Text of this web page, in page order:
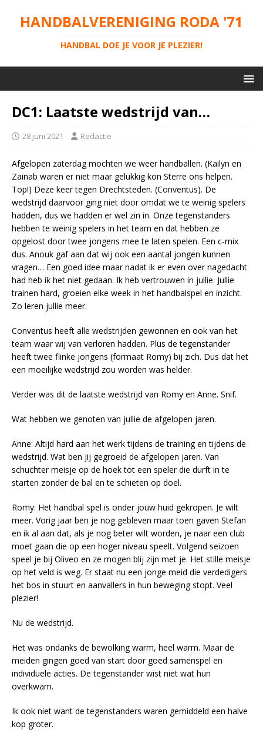
HANDBALVERENIGING RODA '71
HANDBAL DOE JE VOOR JE PLEZIER!
DC1: Laatste wedstrijd van…
28 juni 2021 Redactie
Afgelopen zaterdag mochten we weer handballen. (Kailyn en
Zainab waren er niet maar gelukkig kon Sterre ons helpen.
Top!) Deze keer tegen Drechtsteden. (Conventus). De
wedstrijd daarvoor ging niet door omdat we te weinig spelers
hadden, dus we hadden er wel zin in. Onze tegenstanders
hebben te weinig spelers in het team en dat hebben ze
opgelost door twee jongens mee te laten spelen. Een c-mix
dus. Anouk gaf aan dat wij ook een aantal jongen kunnen
vragen… Een goed idee maar nadat ik er even over nagedacht
had heb ik het niet gedaan. Ik heb vertrouwen in jullie. Jullie
trainen hard, groeien elke week in het handbalspel en inzicht.
Zo leren jullie meer.
Conventus heeft alle wedstrijden gewonnen en ook van het
team waar wij van verloren hadden. Plus de tegenstander
heeft twee flinke jongens (formaat Romy) bij zich. Dus dat het
een moeilijke wedstrijd zou worden was helder.
Verder was dit de laatste wedstrijd van Romy en Anne. Snif.
Wat hebben we genoten van jullie de afgelopen jaren.
Anne: Altijd hard aan het werk tijdens de training en tijdens de
wedstrijd. Wat ben jij gegroeid de afgelopen jaren. Van
schuchter meisje op de hoek tot een speler die durft in te
starten zonder de bal en te schieten op doel.
Romy: Het handbal spel is onder jouw huid gekropen. Je wilt
meer. Vorig jaar ben je nog gebleven maar toen gaven Stefan
en ik al aan dat, als je nog beter wilt worden, je naar een club
moet gaan die op een hoger niveau speelt. Volgend seizoen
speel je bij Oliveo en ze mogen blij zijn met je. Het stille meisje
op het veld is weg. Er staat nu een jonge meid die verdedigers
het bos in stuurt en aanvallers in hun beweging stopt. Veel
plezier!
Nu de wedstrijd.
Het was ondanks de bewolking warm, heel warm. Maar de
meiden gingen goed van start door goed samenspel en
individuele acties. De tegenstander wist niet wat hun
overkwam.
Ik ook niet want de tegenstanders waren gemiddeld een halve
kop groter.